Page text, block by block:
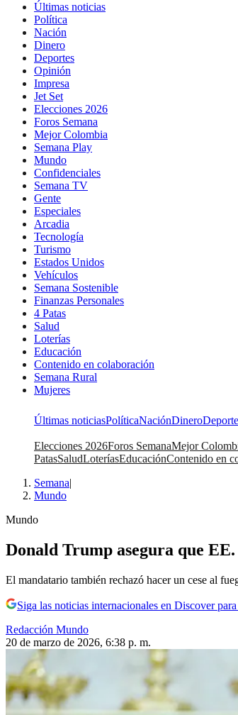
Últimas noticias
Política
Nación
Dinero
Deportes
Opinión
Impresa
Jet Set
Elecciones 2026
Foros Semana
Mejor Colombia
Semana Play
Mundo
Confidenciales
Semana TV
Gente
Especiales
Arcadia
Tecnología
Turismo
Estados Unidos
Vehículos
Semana Sostenible
Finanzas Personales
4 Patas
Salud
Loterías
Educación
Contenido en colaboración
Semana Rural
Mujeres
Últimas noticiasPolíticaNaciónDinero
Elecciones 2026Foros SemanaMejor
PatasSaludLoteríasEducaciónContenido en
Semana|
Mundo
Mundo
Donald Trump asegura que
El mandatario también rechazó hacer un cese al
Siga las noticias internacionales en Discover
Redacción Mundo
20 de marzo de 2026, 6:38 p. m.